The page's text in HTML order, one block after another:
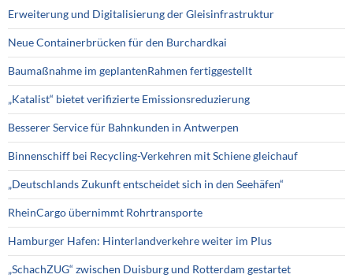
Erweiterung und Digitalisierung der Gleisinfrastruktur
Neue Containerbrücken für den Burchardkai
Baumaßnahme im geplantenRahmen fertiggestellt
„Katalist“ bietet verifizierte Emissionsreduzierung
Besserer Service für Bahnkunden in Antwerpen
Binnenschiff bei Recycling-Verkehren mit Schiene gleichauf
„Deutschlands Zukunft entscheidet sich in den Seehäfen“
RheinCargo übernimmt Rohrtransporte
Hamburger Hafen: Hinterlandverkehre weiter im Plus
„SchachZUG“ zwischen Duisburg und Rotterdam gestartet